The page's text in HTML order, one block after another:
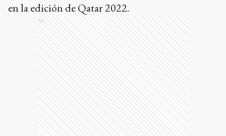
en la edición de Qatar 2022.
Ads